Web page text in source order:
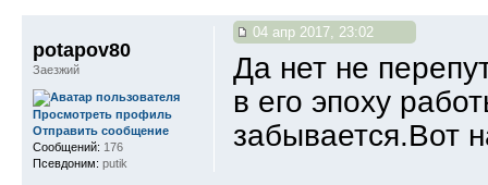
04 апр 2017, 23:02
Да нет не
в его эпоху
забывается.Вот
potapov80
Заезжий
Просмотреть профиль
Отправить сообщение
Сообщений: 176
Псевдоним: putik